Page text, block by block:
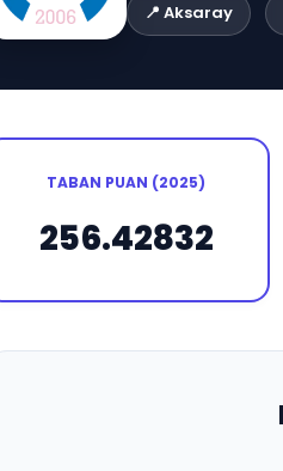
📍 Aksaray
TABAN PUAN (2025)
256.42832